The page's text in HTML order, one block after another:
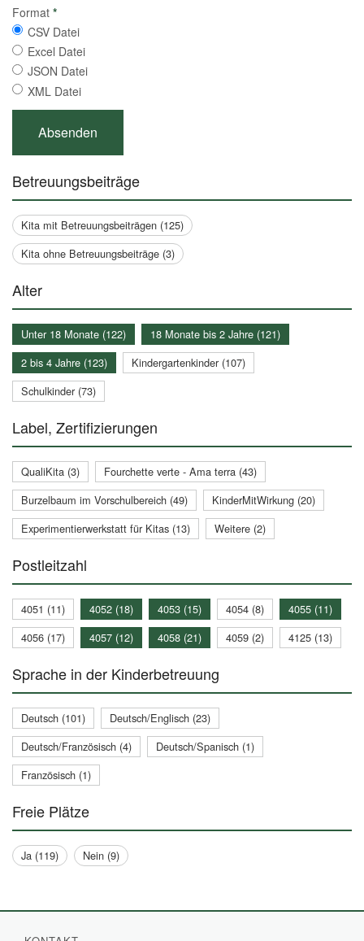
Format *
CSV Datei
Excel Datei
JSON Datei
XML Datei
Betreuungsbeiträge
Kita mit Betreuungsbeiträgen (125)
Kita ohne Betreuungsbeiträge (3)
Alter
Unter 18 Monate (122)
18 Monate bis 2 Jahre (121)
2 bis 4 Jahre (123)
Kindergartenkinder (107)
Schulkinder (73)
Label, Zertifizierungen
QualiKita (3)
Fourchette verte - Ama terra (43)
Burzelbaum im Vorschulbereich (49)
KinderMitWirkung (20)
Experimentierwerkstatt für Kitas (13)
Weitere (2)
Postleitzahl
4051 (11) 4052 (18) 4053 (15) 4054 (8)
4055 (11)
4056 (17)
4057 (12) 4058 (21) 4059 (2) 4125 (13)
Sprache in der Kinderbetreuung
Deutsch (101)
Deutsch/Englisch (23)
Deutsch/Französisch (4)
Deutsch/Spanisch (1)
Französisch (1)
Freie Plätze
Ja (119) Nein (9)